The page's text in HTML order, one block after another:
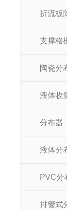
折流板
支撑格
陶瓷分
液体收
分布器
液体分
PVC分
排管式